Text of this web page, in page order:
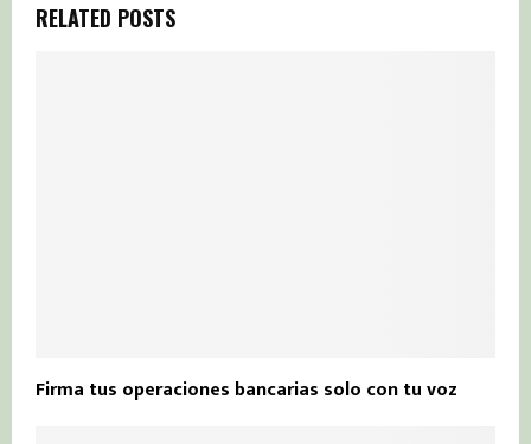
RELATED POSTS
Firma tus operaciones bancarias solo con tu voz